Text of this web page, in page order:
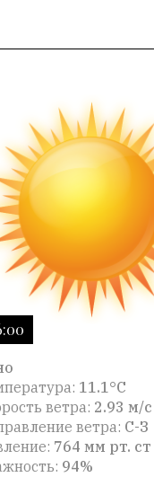
11.1°C
ветра: 2.93 м/с
ветра: С-З
764 мм рт. ст
94%